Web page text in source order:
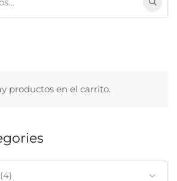
productos en el carrito.